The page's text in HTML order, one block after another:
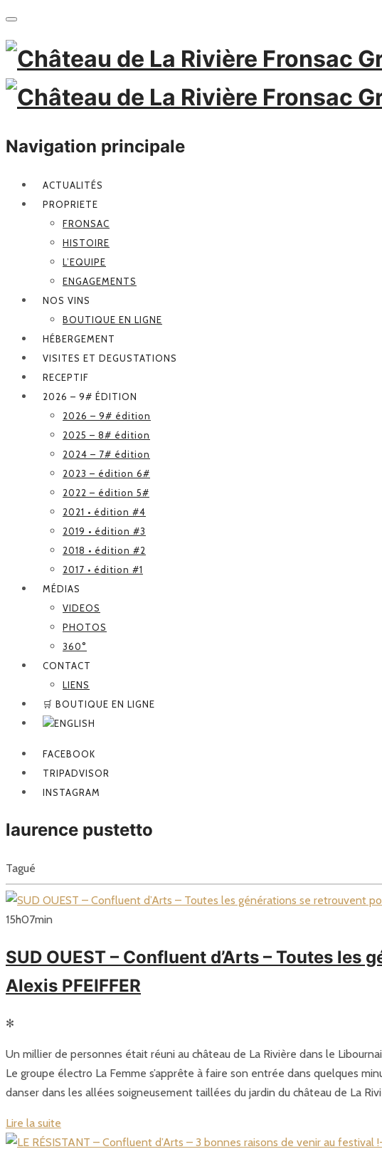
Navigation principale
ACTUALITÉS
PROPRIETE
FRONSAC
HISTOIRE
L’EQUIPE
ENGAGEMENTS
NOS VINS
BOUTIQUE EN LIGNE
HÉBERGEMENT
VISITES ET DEGUSTATIONS
RECEPTIF
2026 – 9# ÉDITION
2026 – 9# édition
2025 – 8# édition
2024 – 7# édition
2023 – édition 6#
2022 – édition 5#
2021 • édition #4
2019 • édition #3
2018 • édition #2
2017 • édition #1
MÉDIAS
VIDEOS
PHOTOS
360°
CONTACT
LIENS
🛒 BOUTIQUE EN LIGNE
FACEBOOK
TRIPADVISOR
INSTAGRAM
laurence pustetto
Tagué
15h07min
SUD OUEST – Confluent d’Arts – Toutes
Alexis PFEIFFER
✻
Un millier de personnes était réuni au château de La Rivière dans le
Le groupe électro La Femme s’apprête à faire son entrée dans quelques
danser dans les allées soigneusement taillées du jardin du château de La
Lire la suite